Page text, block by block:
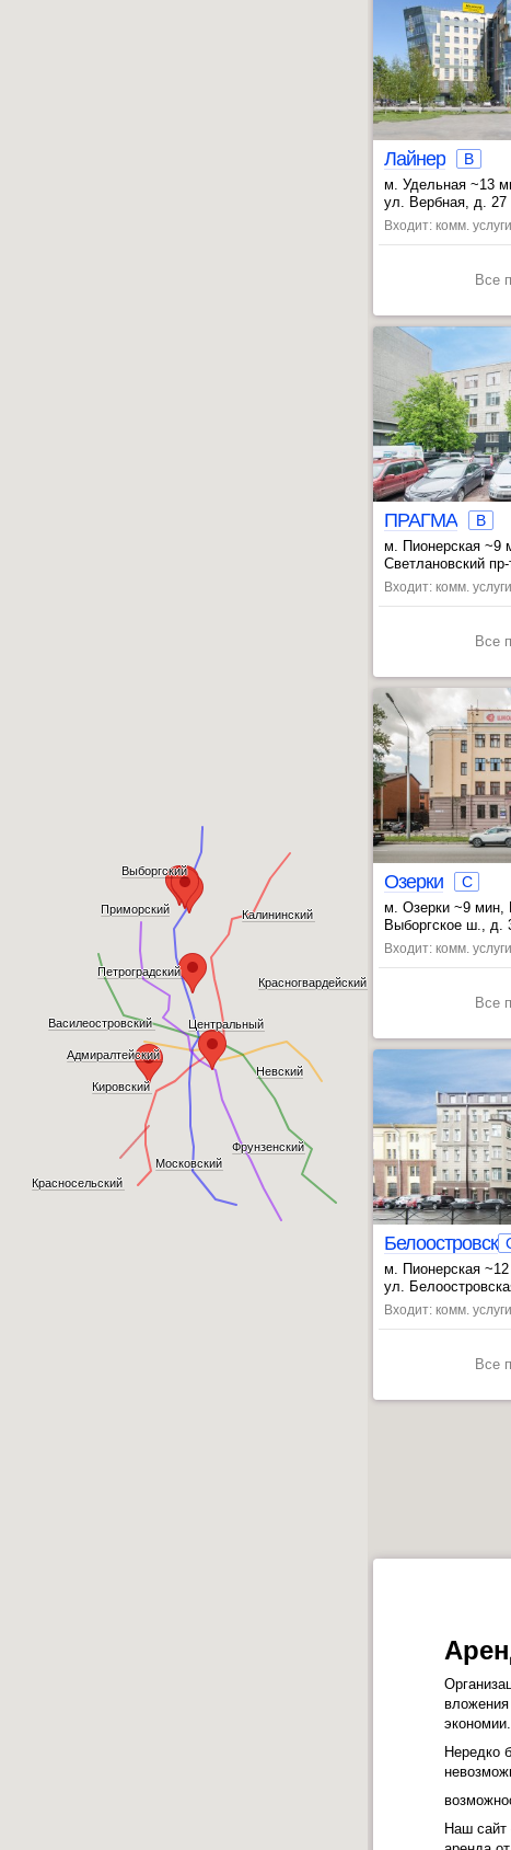
Адмиралтейский
Василеостровский
Петроградский
Приморский
Кировский
Московский
Красносельский
Фрунзенский
Невский
Центральный
Красногвардейский
Калининский
Выборгский
Лайнер B
м. Удельная ~13
, Комендантский
, Пионерская ~21
ул. Вербная, д. 27
Входит: комм.
Все
ПРАГМА B
м. Пионерская ~9
, Мужества пл.
Светлановский
Входит: комм.
Все
Озерки C
м. Озерки ~9 мин,
, Удельная ~16
Выборгское ш., д.
Входит: комм.
Все
м. Пионерская
, Лесная ~19 мин
ул.
Входит: комм.
Все
Нередко
Наш сайт